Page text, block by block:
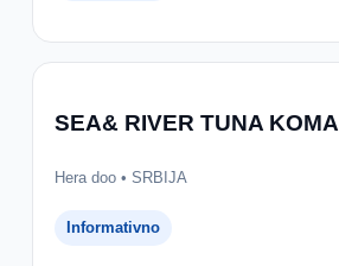
SEA& RIVER TUNA
Hera doo • SRBIJA
Informativno